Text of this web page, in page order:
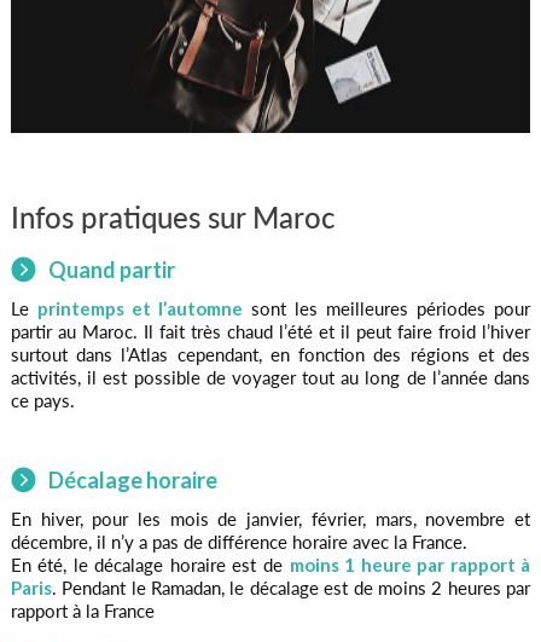
Infos pratiques sur Maroc
Quand partir
Le printemps et l’automne sont les meilleures périodes pour
partir au Maroc. Il fait très chaud l’été et il peut faire froid l’hiver
surtout dans l’Atlas cependant, en fonction des régions et des
activités, il est possible de voyager tout au long de l’année dans
ce pays.
Décalage horaire
En hiver, pour les mois de janvier, février, mars, novembre et
décembre, il n’y a pas de différence horaire avec la France.
En été, le décalage horaire est de moins 1 heure par rapport à
Paris. Pendant le Ramadan, le décalage est de moins 2 heures par
rapport à la France